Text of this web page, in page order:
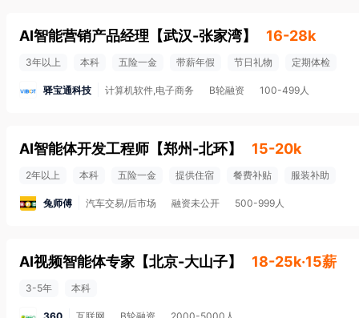
AI智能营销产品经理 【武汉-张家湾】 16-28k
3年以上 本科 五险一金 带薪年假 节日礼物 定期体检
驿宝通科技 计算机软件,电子商务 B轮融资 100-499人
AI智能体开发工程师 【郑州-北环】 15-20k
2年以上 本科 五险一金 提供住宿 餐费补贴 服装补助
兔师傅 汽车交易/后市场 融资未公开 500-999人
AI视频智能体专家 【北京-大山子】 18-25k·15薪
3-5年 本科
360